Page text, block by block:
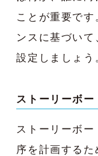
ことが重要で
ンスに基づい
設定しましょう
ストーリーボ
ストーリーボ
序を計画する